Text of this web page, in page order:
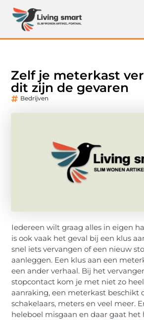
Zelf je meterkast
dit zijn de gevaren
Bedrijven
Iedereen wilt graag alles in eigen
is ook vaak het geval bij een klus
snel iets vervangen of een nieuw
aanleggen. Een klus aan een
een ander verhaal. Bij het
stopcontact kom je met niet zo
aanraking, een meterkast beschikt
schakelaars, meters en veel meer.
heleboel misgaan en daar gaat het